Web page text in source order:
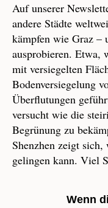
Auf unserer
andere Städte
kämpfen wie Graz –
ausprobieren. Etwa,
mit versiegelten
Bodenversiegelung
Überflutungen
versucht wie die
Begrünung zu
Shenzhen zeigt
gelingen kann. Viel
Wenn